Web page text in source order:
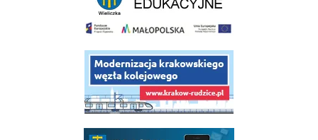
link do opisu projektu budowy linii kolejowej Krakow Rudzice
link do opisu aplikacji - BLISKO, Gmina Wieliczka w aplikacji Blisko